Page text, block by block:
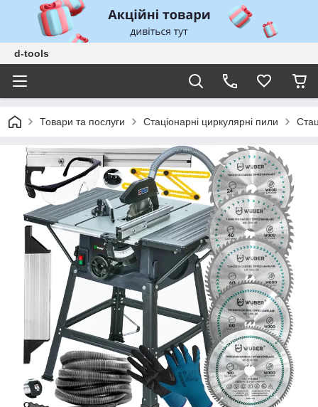
d-tools
Товари та послуги Стаціонарні циркулярні пили